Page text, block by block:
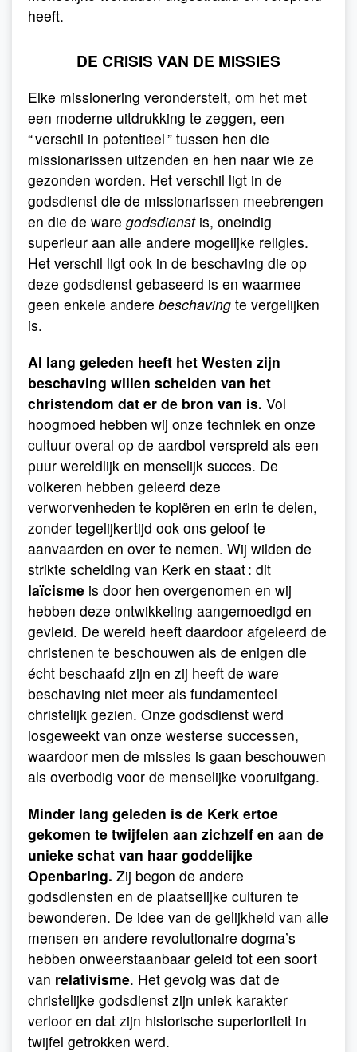
heeft.
DE CRISIS VAN DE MISSIES
Elke missionering veronderstelt, om het met
een moderne uitdrukking te zeggen, een
“ verschil in potentieel ” tussen hen die
missionarissen uitzenden en hen naar wie ze
gezonden worden. Het verschil ligt in de
godsdienst die de missionarissen meebrengen
en die de ware godsdienstis, oneindig
superieur aan alle andere mogelijke religies.
Het verschil ligt ook in de beschaving die op
deze godsdienst gebaseerd is en waarmee
geen enkele andere beschaving te vergelijken
is.
Al lang geleden heeft het Westen zijn
beschaving willen scheiden van het
christendom dat er de bron van is. Vol
hoogmoed hebben wij onze techniek en onze
cultuur overal op de aardbol verspreid als een
puur wereldlijk en menselijk succes. De
volkeren hebben geleerd deze
verworvenheden te kopiëren en erin te delen,
zonder tegelijkertijd ook ons geloof te
aanvaarden en over te nemen. Wij wilden de
strikte scheiding van Kerk en staat : dit
laïcisme is door hen overgenomen en wij
hebben deze ontwikkeling aangemoedigd en
gevleid. De wereld heeft daardoor afgeleerd de
christenen te beschouwen als de enigen die
écht beschaafd zijn en zij heeft de ware
beschaving niet meer als fundamenteel
christelijk gezien. Onze godsdienst werd
losgeweekt van onze westerse successen,
waardoor men de missies is gaan beschouwen
als overbodig voor de menselijke vooruitgang.
Minder lang geleden is de Kerk ertoe
gekomen te twijfelen aan zichzelf en aan de
unieke schat van haar goddelijke
Openbaring. Zij begon de andere
godsdiensten en de plaatselijke culturen te
bewonderen. De idee van de gelijkheid van alle
mensen en andere revolutionaire dogma’s
hebben onweerstaanbaar geleid tot een soort
van relativisme. Het gevolg was dat de
christelijke godsdienst zijn uniek karakter
verloor en dat zijn historische superioriteit in
twijfel getrokken werd.